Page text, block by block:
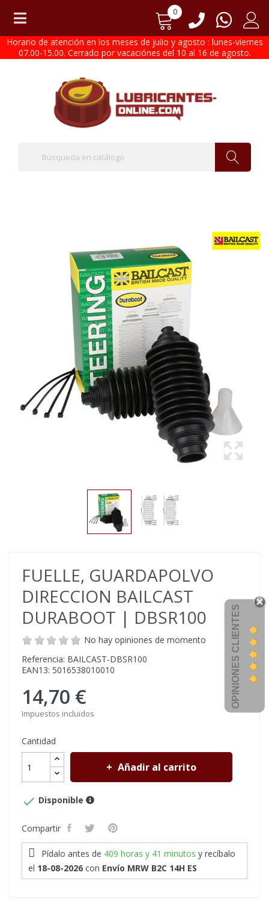
0
Horario de atención en los meses de julio y agosto : lunes-viernes
07.00-15.00. Cerrado por vacaciónes del 10 al 16 de agosto.
FUELLE, GUARDAPOLVO
DIRECCION BAILCAST
DURABOOT | DBSR100
No hay opiniones de momento
Referencia: BAILCAST-DBSR100
EAN13: 5016538010010
14,70 €
Impuestos incluidos
Cantidad
Añadir al carrito
 Disponible
Compartir
Pídalo antes de 409 horas y 41 minutos y recíbalo
el 18-08-2026 con Envío MRW B2C 14H ES
OPINIONES CLIENTES